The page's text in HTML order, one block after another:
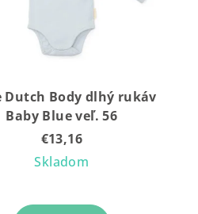
Dutch Body dlhý rukáv
Baby Blue veľ. 56
€13,16
Skladom